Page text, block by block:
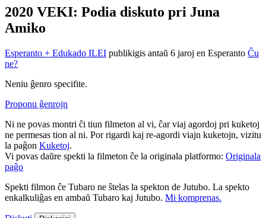
2020 VEKI: Podia diskuto pri Juna
Amiko
Esperanto + Edukado ILEI publikigis antaŭ 6 jaroj en Esperanto Ĉu
ne?
Neniu ĝenro specifite.
Proponu ĝenrojn
Ni ne povas montri ĉi tiun filmeton al vi, ĉar viaj agordoj pri kuketoj
ne permesas tion al ni. Por rigardi kaj re-agordi viajn kuketojn, vizitu
la paĝon Kuketoj.
Vi povas daŭre spekti la filmeton ĉe la originala platformo: Originala
paĝo
Spekti filmon ĉe Tubaro ne ŝtelas la spekton de Jutubo. La spekto
enkalkuliĝas en ambaŭ Tubaro kaj Jutubo. Mi komprenas.